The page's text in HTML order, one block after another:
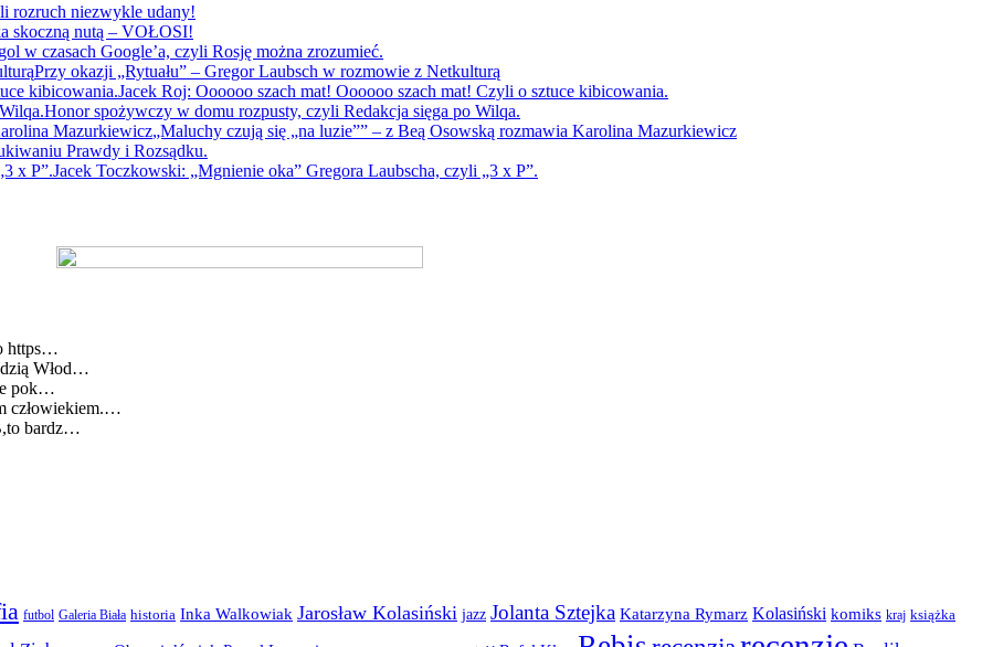
rozruch niezwykle udany!
skoczną nutą – VOŁOSI!
w czasach Google’a, czyli Rosję można zrozumieć.
Przy okazji „Rytuału” – Gregor Laubsch w rozmowie z Netkulturą
Jacek Roj: Oooooo szach mat! Oooooo szach mat! Czyli o sztuce kibicowania.
Honor spożywczy w domu rozpusty, czyli Redakcja sięga po Wilqa.
„Maluchy czują się „na luzie”” – z Beą Osowską rozmawia Karolina Mazurkiewicz
Prawdy i Rozsądku.
Jacek Toczkowski: „Mgnienie oka” Gregora Laubscha, czyli „3 x P”.
https…
Włod…
pok…
człowiekiem.…
bardz…
futbol Galeria Biała historia Inka Walkowiak Jarosław Kolasiński jazz Jolanta Sztejka Katarzyna Rymarz Kolasiński komiks kraj książka